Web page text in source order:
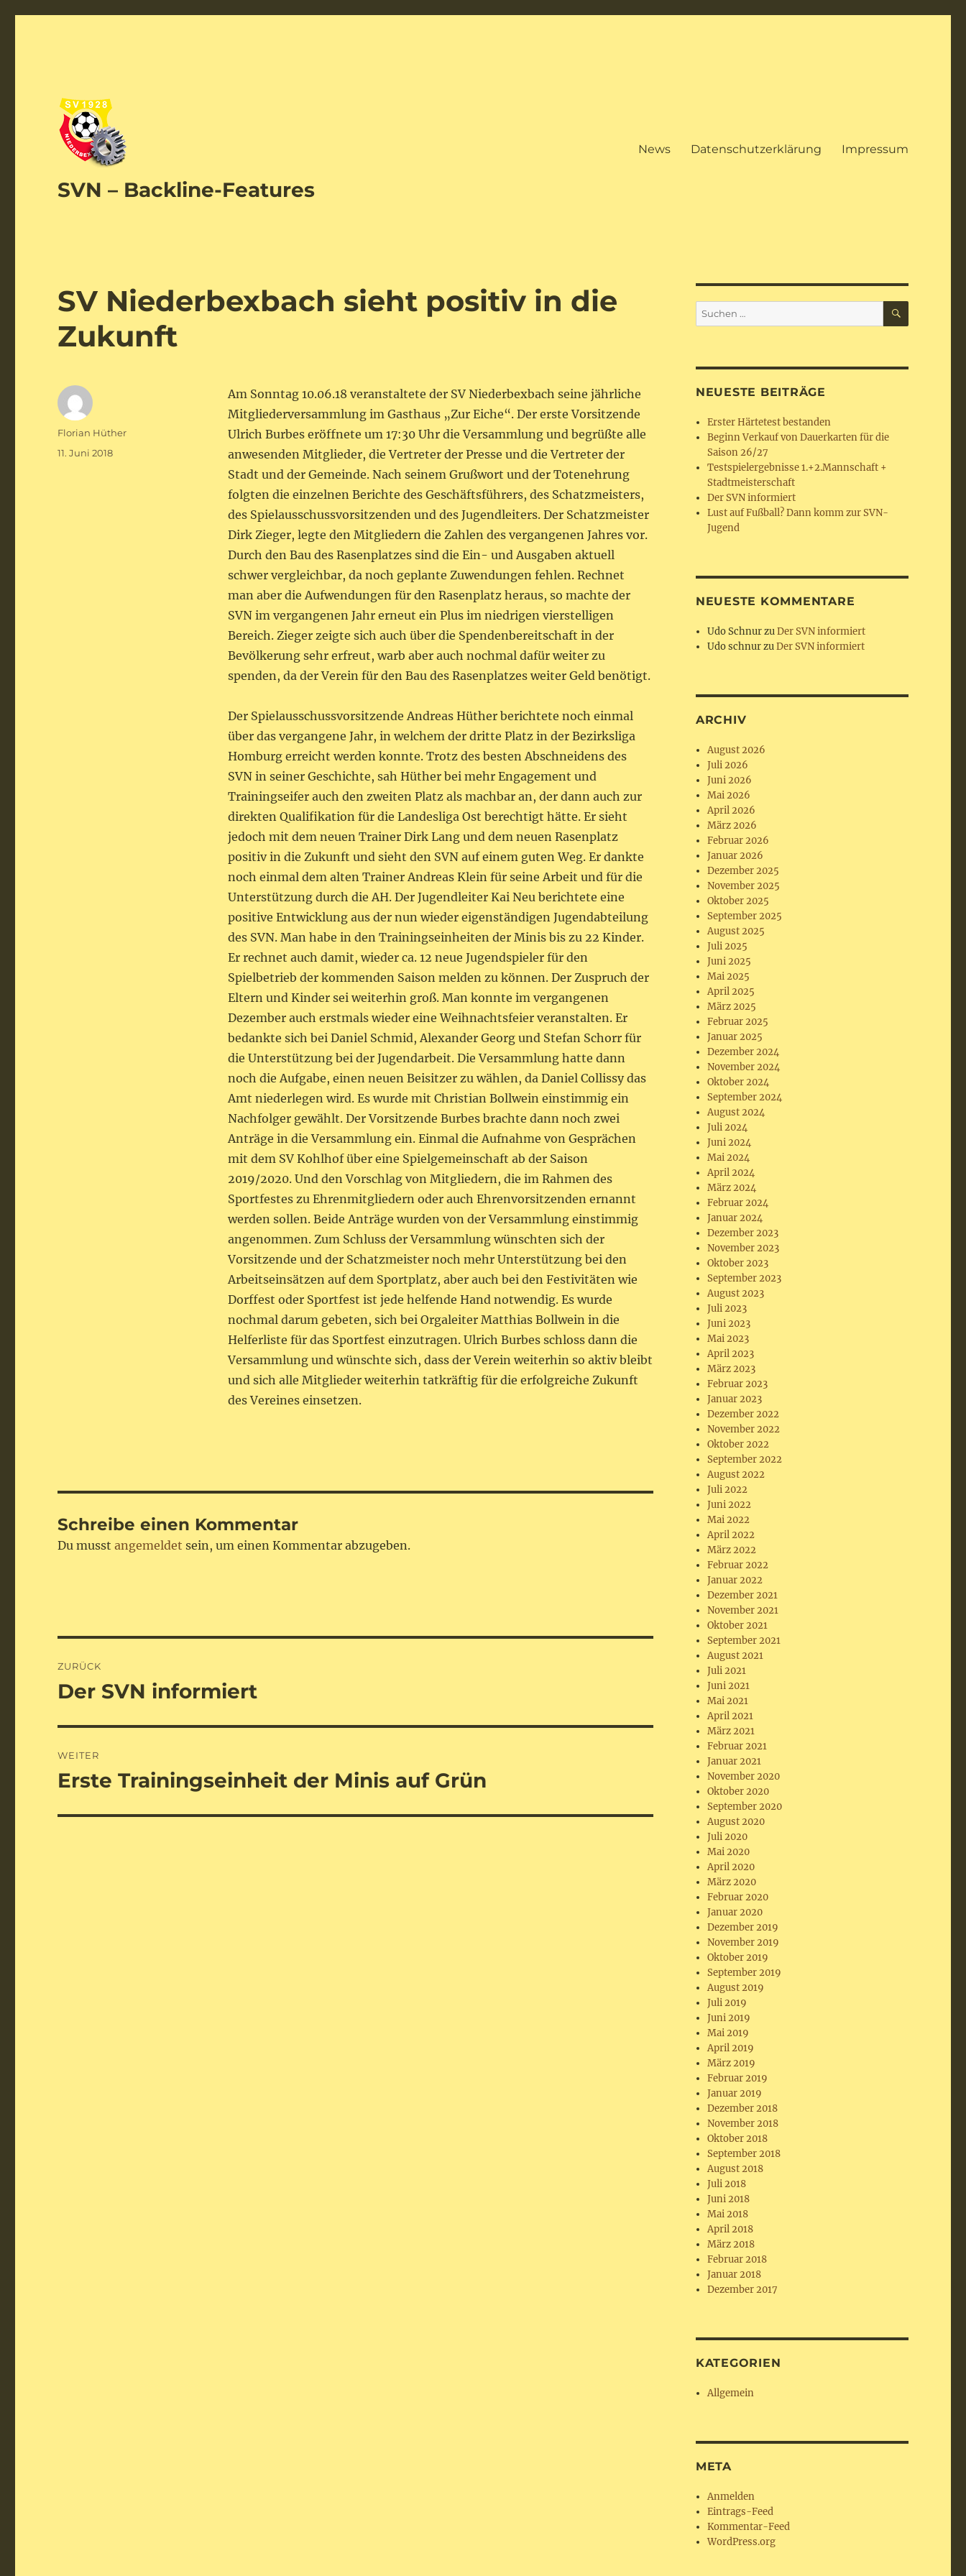
SVN – Backline-Features
News Datenschutzerklärung Impressum
SV Niederbexbach sieht positiv in die
Zukunft
Am Sonntag 10.06.18 veranstaltete der SV Niederbexbach seine jährliche
Mitgliederversammlung im Gasthaus „Zur Eiche“. Der erste Vorsitzende
Ulrich Burbes eröffnete um 17:30 Uhr die Versammlung und begrüßte alle
anwesenden Mitglieder, die Vertreter der Presse und die Vertreter der
Stadt und der Gemeinde. Nach seinem Grußwort und der Totenehrung
folgten die einzelnen Berichte des Geschäftsführers, des Schatzmeisters,
des Spielausschussvorsitzenden und des Jugendleiters. Der Schatzmeister
Dirk Zieger, legte den Mitgliedern die Zahlen des vergangenen Jahres vor.
Durch den Bau des Rasenplatzes sind die Ein- und Ausgaben aktuell
schwer vergleichbar, da noch geplante Zuwendungen fehlen. Rechnet
man aber die Aufwendungen für den Rasenplatz heraus, so machte der
SVN im vergangenen Jahr erneut ein Plus im niedrigen vierstelligen
Bereich. Zieger zeigte sich auch über die Spendenbereitschaft in der
Bevölkerung sehr erfreut, warb aber auch nochmal dafür weiter zu
spenden, da der Verein für den Bau des Rasenplatzes weiter Geld benötigt.
Der Spielausschussvorsitzende Andreas Hüther berichtete noch einmal
über das vergangene Jahr, in welchem der dritte Platz in der Bezirksliga
Homburg erreicht werden konnte. Trotz des besten Abschneidens des
SVN in seiner Geschichte, sah Hüther bei mehr Engagement und
Trainingseifer auch den zweiten Platz als machbar an, der dann auch zur
direkten Qualifikation für die Landesliga Ost berechtigt hätte. Er sieht
jedoch mit dem neuen Trainer Dirk Lang und dem neuen Rasenplatz
positiv in die Zukunft und sieht den SVN auf einem guten Weg. Er dankte
noch einmal dem alten Trainer Andreas Klein für seine Arbeit und für die
Unterstützung durch die AH. Der Jugendleiter Kai Neu berichtete eine
positive Entwicklung aus der nun wieder eigenständigen Jugendabteilung
des SVN. Man habe in den Trainingseinheiten der Minis bis zu 22 Kinder.
Er rechnet auch damit, wieder ca. 12 neue Jugendspieler für den
Spielbetrieb der kommenden Saison melden zu können. Der Zuspruch der
Eltern und Kinder sei weiterhin groß. Man konnte im vergangenen
Dezember auch erstmals wieder eine Weihnachtsfeier veranstalten. Er
bedankte sich bei Daniel Schmid, Alexander Georg und Stefan Schorr für
die Unterstützung bei der Jugendarbeit. Die Versammlung hatte dann
noch die Aufgabe, einen neuen Beisitzer zu wählen, da Daniel Collissy das
Amt niederlegen wird. Es wurde mit Christian Bollwein einstimmig ein
Nachfolger gewählt. Der Vorsitzende Burbes brachte dann noch zwei
Anträge in die Versammlung ein. Einmal die Aufnahme von Gesprächen
mit dem SV Kohlhof über eine Spielgemeinschaft ab der Saison
2019/2020. Und den Vorschlag von Mitgliedern, die im Rahmen des
Sportfestes zu Ehrenmitgliedern oder auch Ehrenvorsitzenden ernannt
werden sollen. Beide Anträge wurden von der Versammlung einstimmig
angenommen. Zum Schluss der Versammlung wünschten sich der
Vorsitzende und der Schatzmeister noch mehr Unterstützung bei den
Arbeitseinsätzen auf dem Sportplatz, aber auch bei den Festivitäten wie
Dorffest oder Sportfest ist jede helfende Hand notwendig. Es wurde
nochmal darum gebeten, sich bei Orgaleiter Matthias Bollwein in die
Helferliste für das Sportfest einzutragen. Ulrich Burbes schloss dann die
Versammlung und wünschte sich, dass der Verein weiterhin so aktiv bleibt
und sich alle Mitglieder weiterhin tatkräftig für die erfolgreiche Zukunft
des Vereines einsetzen.
Autor
Florian Hüther
Veröffentlicht
11. Juni 2018
Schreibe einen Kommentar
Du musstangemeldet sein, um einen Kommentar abzugeben.
ZURÜCK
Vorheriger
Der SVN informiert
WEITER
Nächster
Erste Trainingseinheit der Minis auf Grün
Suchen
nach:
SUCHEN
NEUESTE BEITRÄGE
Erster Härtetest bestanden
Beginn Verkauf von Dauerkarten für die
Saison 26/27
Testspielergebnisse 1.+2.Mannschaft +
Stadtmeisterschaft
Der SVN informiert
Lust auf Fußball? Dann komm zur SVN-
Jugend
NEUESTE KOMMENTARE
Udo SchnurzuDer SVN informiert
Udo schnurzuDer SVN informiert
ARCHIV
August 2026
Juli 2026
Juni 2026
Mai 2026
April 2026
März 2026
Februar 2026
Januar 2026
Dezember 2025
November 2025
Oktober 2025
September 2025
August 2025
Juli 2025
Juni 2025
Mai 2025
April 2025
März 2025
Februar 2025
Januar 2025
Dezember 2024
November 2024
Oktober 2024
September 2024
August 2024
Juli 2024
Juni 2024
Mai 2024
April 2024
März 2024
Februar 2024
Januar 2024
Dezember 2023
November 2023
Oktober 2023
September 2023
August 2023
Juli 2023
Juni 2023
Mai 2023
April 2023
März 2023
Februar 2023
Januar 2023
Dezember 2022
November 2022
Oktober 2022
September 2022
August 2022
Juli 2022
Juni 2022
Mai 2022
April 2022
März 2022
Februar 2022
Januar 2022
Dezember 2021
November 2021
Oktober 2021
September 2021
August 2021
Juli 2021
Juni 2021
Mai 2021
April 2021
März 2021
Februar 2021
Januar 2021
November 2020
Oktober 2020
September 2020
August 2020
Juli 2020
Mai 2020
April 2020
März 2020
Februar 2020
Januar 2020
Dezember 2019
November 2019
Oktober 2019
September 2019
August 2019
Juli 2019
Juni 2019
Mai 2019
April 2019
März 2019
Februar 2019
Januar 2019
Dezember 2018
November 2018
Oktober 2018
September 2018
August 2018
Juli 2018
Juni 2018
Mai 2018
April 2018
März 2018
Februar 2018
Januar 2018
Dezember 2017
KATEGORIEN
Allgemein
META
Anmelden
Eintrags-Feed
Kommentar-Feed
WordPress.org